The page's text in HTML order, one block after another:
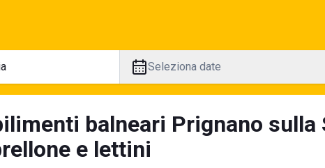
Seleziona date
balneari Prignano sulla
e lettini